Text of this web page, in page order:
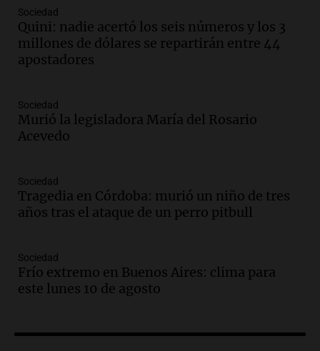
Audio.
un imperdible cordobés para los
amantes de la astronomía
Amamos los Domingos
la historia del club de Irlanda
revolucionado por hinchas argentinos
Amamos los Domingos
Audio.
argentino regresa al país tras conflicto
con Brasil
Audio.Bomberos asisten a senderista
con fractura de tobillo en refugio Doña
Rosa
Episodios
Sociedad
Quini: nadie acertó los seis números y los 3
millones de dólares se repartirán entre 44
apostadores
Sociedad
Murió la legisladora María del Rosario
Acevedo
Sociedad
Tragedia en Córdoba: murió un niño de tres
años tras el ataque de un perro pitbull
Sociedad
Frío extremo en Buenos Aires: clima para
este lunes 10 de agosto